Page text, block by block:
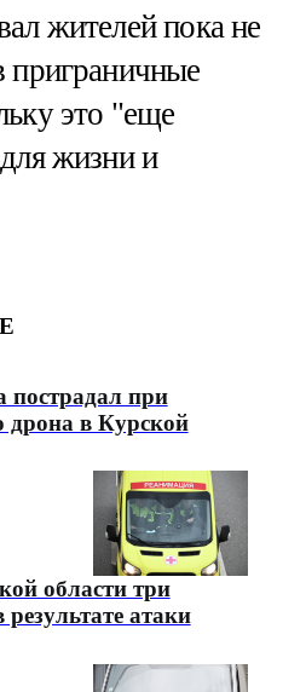
жителей пока не
приграничные
это "еще
жизни и
при
дрона в Курской
области три
атаки